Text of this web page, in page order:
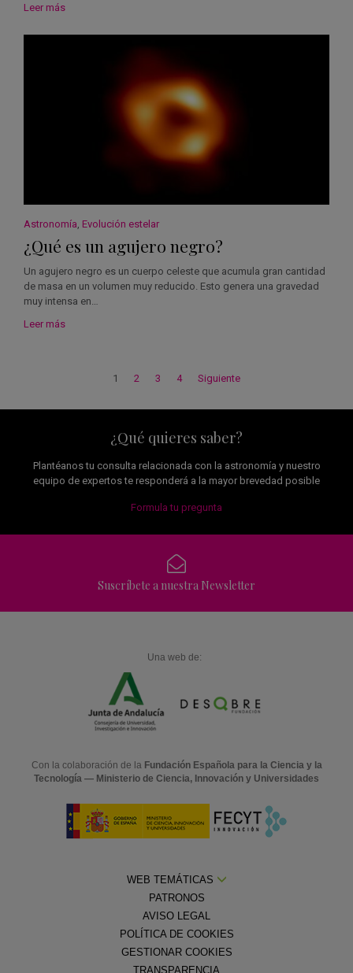
Leer más
Astronomía, Evolución estelar
¿Qué es un agujero negro?
Un agujero negro es un cuerpo celeste que acumula gran cantidad
de masa en un volumen muy reducido. Esto genera una gravedad
muy intensa en…
Leer más
1 2 3 4 Siguiente
¿Qué quieres saber?
Plantéanos tu consulta relacionada con la astronomía y nuestro
equipo de expertos te responderá a la mayor brevedad posible
Formula tu pregunta
Suscríbete a nuestra Newsletter
Una web de:
Con la colaboración de la Fundación Española para la Ciencia y la
Tecnología — Ministerio de Ciencia, Innovación y Universidades
WEB TEMÁTICAS
PATRONOS
AVISO LEGAL
POLÍTICA DE COOKIES
GESTIONAR COOKIES
TRANSPARENCIA